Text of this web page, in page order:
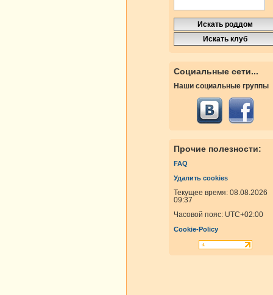
Социальные сети...
Наши социальные группы
Прочие полезности:
FAQ
Удалить cookies
Текущее время: 08.08.2026
09:37
Часовой пояс: UTC+02:00
Cookie-Policy